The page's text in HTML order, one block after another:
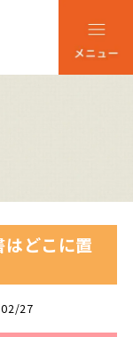
どこに置
27